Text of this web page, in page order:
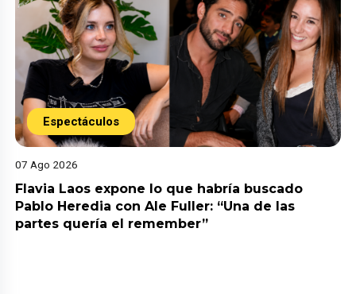
Espectáculos
07 Ago 2026
Flavia Laos expone lo que habría buscado
Pablo Heredia con Ale Fuller: “Una de las
partes quería el remember”